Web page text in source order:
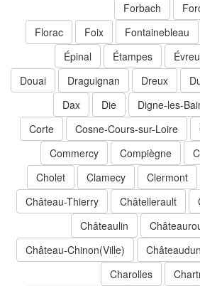
Forbach
Fontainebleau
Foix
Florac
Étampes
Épinal
Dreux
Draguignan
Douai
Digne-les-
Die
Dax
Cosne-Cours-sur-Loire
Corte
Compiègne
Commercy
Clermont
Clamecy
Cholet
Châtellerault
Château-Thierry
Châteaulin
Châteaudun
Château-Chinon(Ville)
Charolles